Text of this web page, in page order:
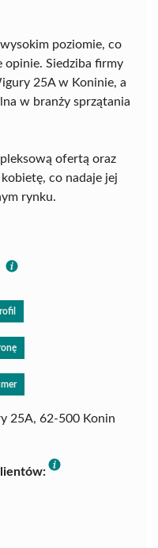
poziomie, co
Siedziba firmy
25A w Koninie, a
w branży sprzątania
ofertą oraz
co nadaje jej
rynku.
25A, 62-500 Konin